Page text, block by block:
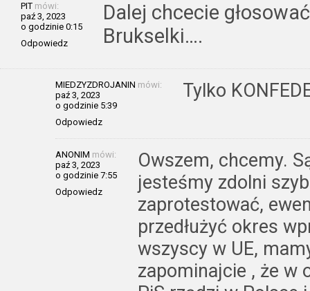
PIT mówi:
paź 3, 2023
o godzinie 0:15
Odpowiedz
Dalej chcecie
Brukselki….
MIEDZYZDROJANIN mówi:
paź 3, 2023
o godzinie 5:39
Odpowiedz
Tylko
ANONIM mówi:
paź 3, 2023
o godzinie 7:55
Odpowiedz
Owszem, chcemy.
jesteśmy zdolni
zaprotestować,
przedłużyć okres
wszyscy w UE,
zapominajcie , że w